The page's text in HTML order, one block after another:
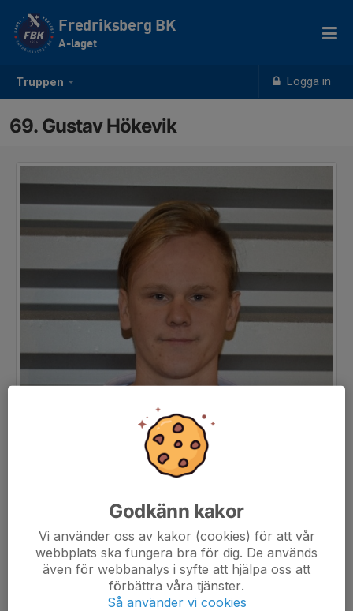
Truppen Logga in
Fredriksberg BK
A-laget
69. Gustav Hökevik
Godkänn kakor
Vi använder oss av kakor (cookies) för att vår
webbplats ska fungera bra för dig. De används
även för webbanalys i syfte att hjälpa oss att
förbättra våra tjänster.
Så använder vi cookies